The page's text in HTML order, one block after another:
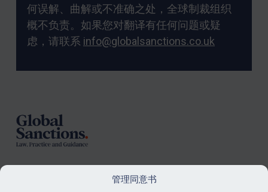
管理同意书
何误解、曲解或不准确之处，全球制裁组织
概不负责。如果您对翻译有任何问题或疑
虑，请联系 info@globalsanctions.co.uk